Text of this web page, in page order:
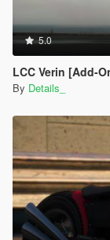
5.0
LCC Verin [Add-
By Details_